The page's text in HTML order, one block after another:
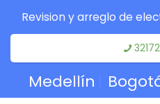
Revision y arreglo de
Medellín